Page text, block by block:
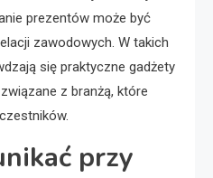
prezentów może być
zawodowych. W takich
się praktyczne gadżety
z branżą, które
przy